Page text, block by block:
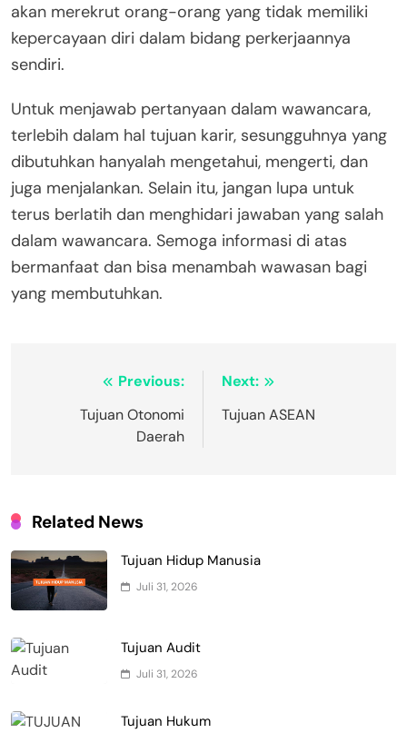
akan merekrut orang-orang yang tidak memiliki
kepercayaan diri dalam bidang perkerjaannya
sendiri.
Untuk menjawab pertanyaan dalam wawancara,
terlebih dalam hal tujuan karir, sesungguhnya yang
dibutuhkan hanyalah mengetahui, mengerti, dan
juga menjalankan. Selain itu, jangan lupa untuk
terus berlatih dan menghidari jawaban yang salah
dalam wawancara. Semoga informasi di atas
bermanfaat dan bisa menambah wawasan bagi
yang membutuhkan.
Navigasi Previous:
Tujuan Otonomi
Daerah
Next:
Tujuan ASEAN
Related News
Tujuan Hidup Manusia
Juli 31, 2026
Tujuan Audit
Juli 31, 2026
Tujuan Hukum